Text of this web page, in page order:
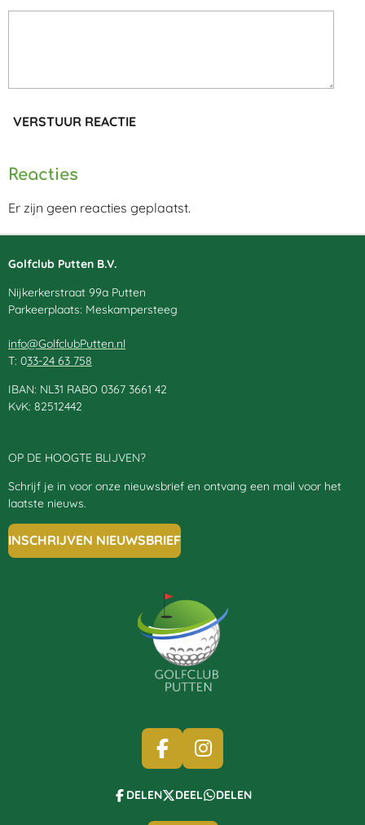
VERSTUUR REACTIE
Reacties
Er zijn geen reacties geplaatst.
Golfclub Putten B.V.
Nijkerkerstraat 99a Putten
Parkeerplaats: Meskampersteeg
info@GolfclubPutten.nl
T: 033-24 63 758
IBAN: NL31 RABO 0367 3661 42
KvK: 82512442
OP DE HOOGTE BLIJVEN?
Schrijf je in voor onze nieuwsbrief en ontvang een mail voor het
laatste nieuws.
INSCHRIJVEN NIEUWSBRIEF
F
C
I
S
DELEN DEEL DELEN